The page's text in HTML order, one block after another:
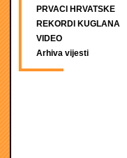
PRVACI HRVATSKE
REKORDI KUGLANA
VIDEO
Arhiva vijesti